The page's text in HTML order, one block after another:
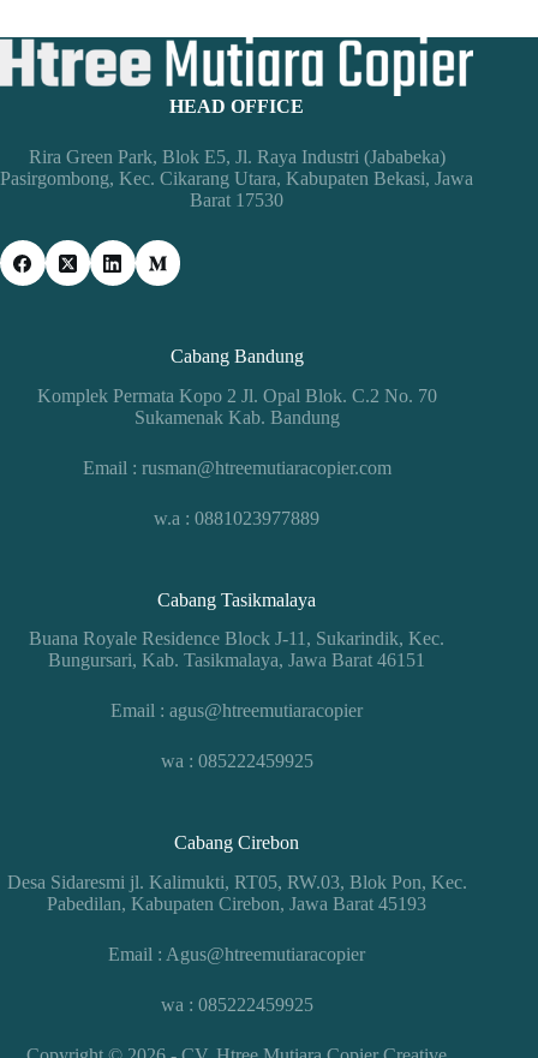
HEAD OFFICE
Rira Green Park, Blok E5, Jl. Raya Industri (Jababeka)
Pasirgombong, Kec. Cikarang Utara, Kabupaten Bekasi, Jawa
Barat 17530
Cabang Bandung
Komplek Permata Kopo 2 Jl. Opal Blok. C.2 No. 70
Sukamenak Kab. Bandung
Email : rusman@htreemutiaracopier.com
w.a : 0881023977889
Cabang Tasikmalaya
Buana Royale Residence Block J-11, Sukarindik, Kec.
Bungursari, Kab. Tasikmalaya, Jawa Barat 46151
Email : agus@htreemutiaracopier
wa : 085222459925
Cabang Cirebon
Desa Sidaresmi jl. Kalimukti, RT05, RW.03, Blok Pon, Kec.
Pabedilan, Kabupaten Cirebon, Jawa Barat 45193
Email : Agus@htreemutiaracopier
wa : 085222459925